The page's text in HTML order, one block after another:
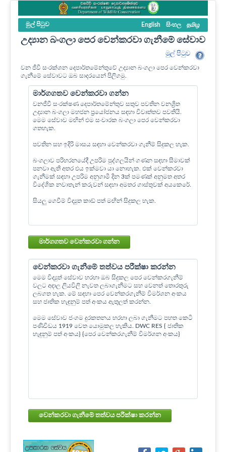
මුල් පි‍ටුව English සිංහල தமிழ
උද්‍යාන බංගලා පෙර වෙන්කරවා ගැනීමේ සේවාව
මුල් පි‍ටුව
වන ජීවී සංරක්ශන දෙපාර්තමේන්තුවේ උද්‍යාන බංගලා පෙර වෙන්කරවා
ගැනීමේ සේවාවට ඔබ සාදරයෙන් පිලිගමු.
මාර්ගගතව වෙන්කරවා ගන්න
වනජීවී සංරක්ෂණ දෙපාර්තමේන්තුව සතුව පවතින වනශ්‍රිත
උද්‍යාන බංගලා මහජන ප්‍රයෝජනය සඳහා විවෘත්තව පවතියි.
මෙම සේවාව මඟින් එම සංචාරක බංගලා පෙර වෙන්කරවා
ගතහැක.
පවතින සහ ඉදිරි මාසය සඳහා වෙන්කරවා ගැනීම් සිදුකල හැක.
බංගලාව පරිහරනයේදී උපරිම පුද්ගලයින් ගණන සඳහා සීමාවක්
පනවා ඇති අතර එය ඉක්මවා යා නොහැක. එක් වෙන්කරවා
ගැනීමක් සඳහා උපරිම අනුගාමී දින 3ක් පමණක් අනුමත අතර
විදේශික නවාතැන් කරුවන් සඳහා අමතර ගාස්තුවක් අයකෙරේ.
සියලු ගෙවීම් විද්‍යුත කාඩ් පත් මඟින් සිදුකල හැක.
මාර්ගගතව වෙන්කරවා ගන්න
වෙන්කරවා ගැනීමේ තත්වය පරීක්ෂා කරන්න
මෙම විද්‍යුත් සේවාව හරහා ඔබ සිදුකල පෙර වෙන්කරගැනීම්
වලට අදාල ලියවිලි නැවත ලබාගැනීමට සහ වෙනත් තොරතුරු
ලබගත හැක. මේ සඳහා පෙර වෙන්කරගැනීම් විමර්ශන අංකය
සහ ජාතික හැඳුනුම් පත් අංකය ඇතුලත් කරන්න.
මෙම සේවාව ජංගම දුරකතනය හරහා ලබා ගැනීමට පහත කෙටි
පණිවිඩය 1919 වෙත යොමුකල හැකිය. DWC RES { ජාතික
හැඳුනුම් පත් අංකය} {පෙර වෙන්කරගැනීම් විමර්ශන අංකය}
වෙන්කරවා ගැනීමේ තත්වය පරීක්ෂා කරන්න